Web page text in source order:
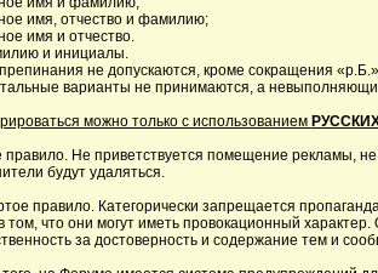
имя, отчество и фамилию;
имя и отчество.
и инициалы.
не допускаются, кроме сокращения
варианты не принимаются, а
можно только с использованием
правило. Не приветствуется помещение рекламы,
будут удаляться.
правило. Категорически запрещается
том, что они могут иметь провокационный
за достоверность и содержание тем и